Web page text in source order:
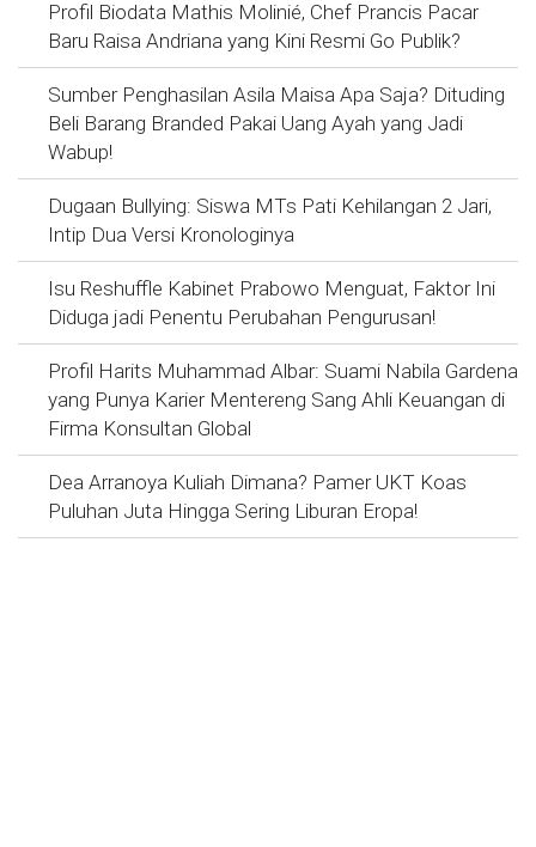
Profil Biodata Mathis Molinié, Chef Prancis Pacar
Baru Raisa Andriana yang Kini Resmi Go Publik?
Sumber Penghasilan Asila Maisa Apa Saja? Dituding
Beli Barang Branded Pakai Uang Ayah yang Jadi
Wabup!
Dugaan Bullying: Siswa MTs Pati Kehilangan 2 Jari,
Intip Dua Versi Kronologinya
Isu Reshuffle Kabinet Prabowo Menguat, Faktor Ini
Diduga jadi Penentu Perubahan Pengurusan!
Profil Harits Muhammad Albar: Suami Nabila Gardena
yang Punya Karier Mentereng Sang Ahli Keuangan di
Firma Konsultan Global
Dea Arranoya Kuliah Dimana? Pamer UKT Koas
Puluhan Juta Hingga Sering Liburan Eropa!